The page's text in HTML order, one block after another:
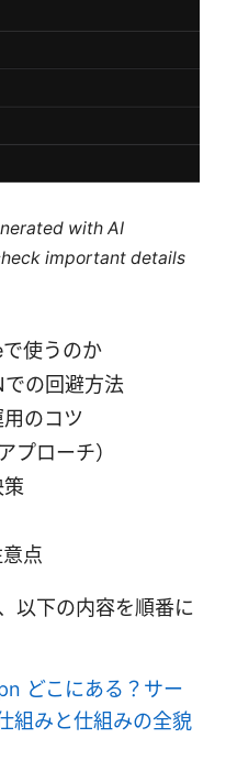
with AI
important details
使うのか
の回避方法
のコツ
プローチ）
点
以下の内容を順番に
どこにある？サー
組みと仕組みの全貌